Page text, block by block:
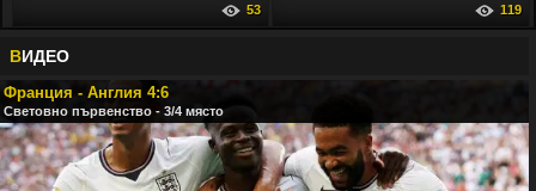
53 119
ВИДЕО
Франция - Англия 4:6
Световно първенство - 3/4 място